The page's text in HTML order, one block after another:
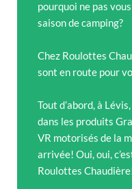
pourquoi ne pas
saison de camping?
Chez Roulottes
sont en route pour
Tout d’abord, à
dans les produits
VR motorisés de la
arrivée! Oui, oui,
Roulottes